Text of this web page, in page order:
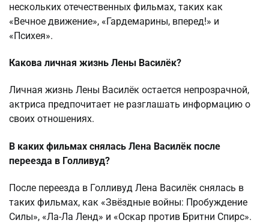
нескольких отечественных фильмах, таких как
«Вечное движение», «Гардемарины, вперед!» и
«Психея».
Какова личная жизнь Лены Василёк?
Личная жизнь Лены Василёк остается непрозрачной,
актриса предпочитает не разглашать информацию о
своих отношениях.
В каких фильмах снялась Лена Василёк после
переезда в Голливуд?
После переезда в Голливуд Лена Василёк снялась в
таких фильмах, как «Звёздные войны: Пробуждение
Силы», «Ла-Ла Ленд» и «Оскар против Бритни Спирс».